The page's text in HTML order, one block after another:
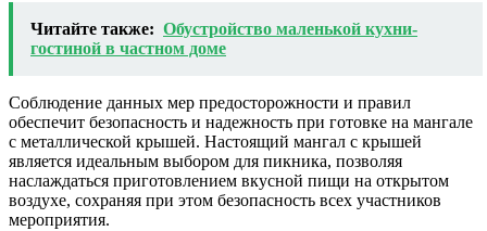
Читайте также: Обустройство маленькой кухни-
гостиной в частном доме
Соблюдение данных мер предосторожности и правил
обеспечит безопасность и надежность при готовке на мангале
с металлической крышей. Настоящий мангал с крышей
является идеальным выбором для пикника, позволяя
наслаждаться приготовлением вкусной пищи на открытом
воздухе, сохраняя при этом безопасность всех участников
мероприятия.